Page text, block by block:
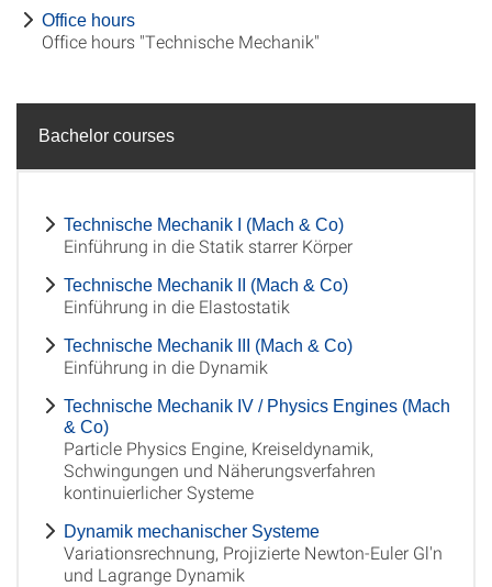
Office hours
Office hours "Technische Mechanik"
Bachelor courses
Technische Mechanik I (Mach & Co)
Einführung in die Statik starrer Körper
Technische Mechanik II (Mach & Co)
Einführung in die Elastostatik
Technische Mechanik III (Mach & Co)
Einführung in die Dynamik
Technische Mechanik IV / Physics Engines (Mach
& Co)
Particle Physics Engine, Kreiseldynamik,
Schwingungen und Näherungsverfahren
kontinuierlicher Systeme
Dynamik mechanischer Systeme
Variationsrechnung, Projizierte Newton-Euler Gl'n
und Lagrange Dynamik